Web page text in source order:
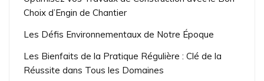
Choix d’Engin de Chantier
Les Défis Environnementaux de Notre Époque
Les Bienfaits de la Pratique Régulière : Clé de la
Réussite dans Tous les Domaines